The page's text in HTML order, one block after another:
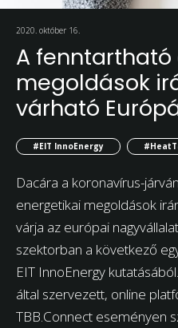
2020. október 16.
A
megoldások
várható
#EIT InnoEnergy
Dacára a koronavírus-
energetikai megoldások
várja az európai
szektorban a következő
EIT InnoEnergy
által szervezett, online
TBB.Connect eseményen